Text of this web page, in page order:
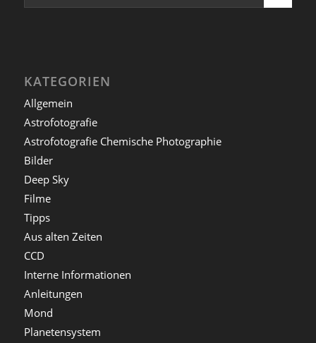
KATEGORIEN
Allgemein
Astrofotografie
Astrofotografie Chemische Photographie
Bilder
Deep Sky
Filme
Tipps
Aus alten Zeiten
CCD
Interne Informationen
Anleitungen
Mond
Planetensystem